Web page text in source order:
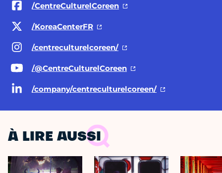
/CentreCulturelCoreen
/KoreaCenterFR
/centreculturelcoreen/
/@CentreCulturelCoreen
/company/centreculturelcoreen/
À LIRE AUSSI